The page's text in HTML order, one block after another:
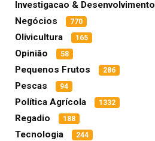
Investigacao & Desenvolvimento
Negócios 770
Olivicultura 165
Opinião 58
Pequenos Frutos 286
Pescas 94
Política Agrícola 1332
Regadio 188
Tecnologia 244